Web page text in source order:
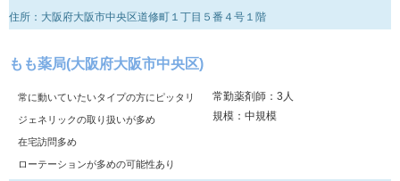
住所：大阪府大阪市中央区道修町１丁目５番４号１階
もも薬局(大阪府大阪市中央区)
常に動いていたいタイプの方にピッタリ
ジェネリックの取り扱いが多め
在宅訪問多め
ローテーションが多めの可能性あり
常勤薬剤師：3人
規模：中規模